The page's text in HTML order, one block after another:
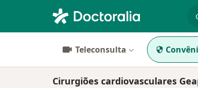
Teleconsulta
Cirurgiões cardiovasculares